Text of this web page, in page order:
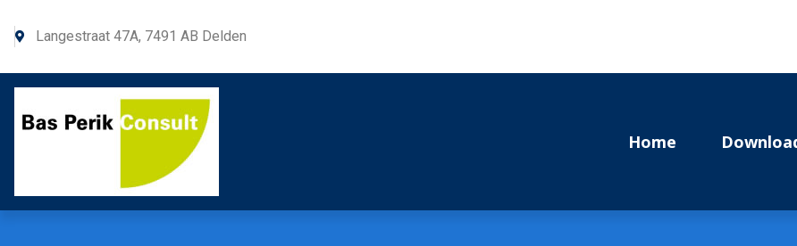
Langestraat 47A, 7491 AB Delden
Home